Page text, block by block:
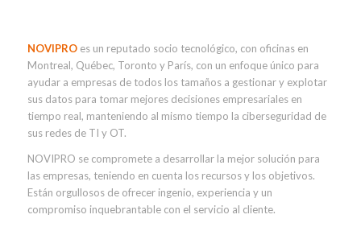
NOVIPRO es un reputado socio tecnológico, con oficinas en
Montreal, Québec, Toronto y París, con un enfoque único para
ayudar a empresas de todos los tamaños a gestionar y explotar
sus datos para tomar mejores decisiones empresariales en
tiempo real, manteniendo al mismo tiempo la ciberseguridad de
sus redes de TI y OT.
NOVIPRO se compromete a desarrollar la mejor solución para
las empresas, teniendo en cuenta los recursos y los objetivos.
Están orgullosos de ofrecer ingenio, experiencia y un
compromiso inquebrantable con el servicio al cliente.